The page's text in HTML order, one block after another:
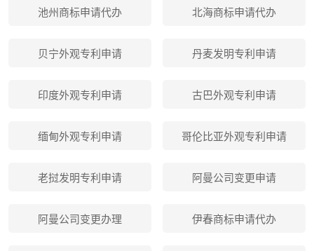
池州商标申请代办 北海商标申请代办
贝宁外观专利申请 丹麦发明专利申请
印度外观专利申请 古巴外观专利申请
缅甸外观专利申请 哥伦比亚外观专利申请
老挝发明专利申请 阿曼公司变更申请
阿曼公司变更办理 伊春商标申请代办